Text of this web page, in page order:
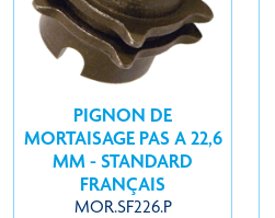
PIGNON DE
MORTAISAGE PAS A 22,6
MM - STANDARD
FRANÇAIS
MOR.SF226.P